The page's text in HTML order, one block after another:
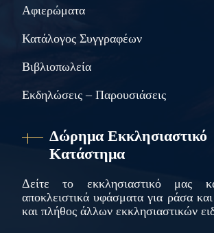
Αφιερώματα
Κατάλογος Συγγραφέων
Βιβλιοπωλεία
Εκδηλώσεις – Παρουσιάσεις
Δώρημα Εκκλησιαστικό
Κατάστημα
Δείτε το εκκλησιαστικό μας
αποκλειστικά υφάσματα για ράσα
και πλήθος άλλων εκκλησιαστικών